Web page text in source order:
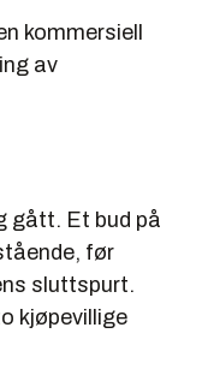
kommersiell
av
gått. Et bud på
før
sluttspurt.
kjøpevillige